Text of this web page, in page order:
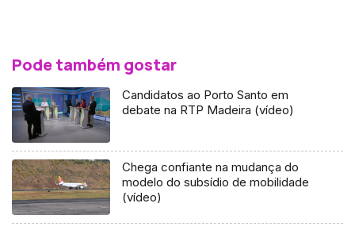
Pode também gostar
Candidatos ao Porto Santo em
debate na RTP Madeira (vídeo)
Chega confiante na mudança do
modelo do subsídio de mobilidade
(vídeo)